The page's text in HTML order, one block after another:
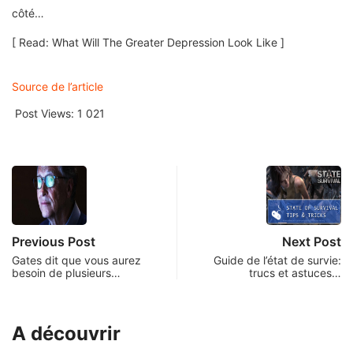
côté…
[ Read: What Will The Greater Depression Look Like ]
Source de l’article
Post Views: 1 021
Previous Post
Gates dit que vous aurez
besoin de plusieurs…
Next Post
Guide de l’état de survie:
trucs et astuces…
A découvrir